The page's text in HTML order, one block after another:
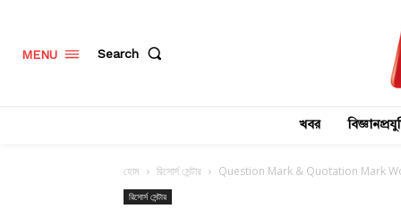
MENU Search
খবর
হোম রিসোর্স সেন্টার Question Mark & Quotation Mark
রিসোর্স সেন্টার